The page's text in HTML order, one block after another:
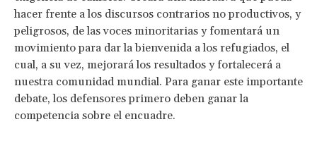
hacer frente a los discursos contrarios no productivos, y
peligrosos, de las voces minoritarias y fomentará un
movimiento para dar la bienvenida a los refugiados, el
cual, a su vez, mejorará los resultados y fortalecerá a
nuestra comunidad mundial. Para ganar este importante
debate, los defensores primero deben ganar la
competencia sobre el encuadre.